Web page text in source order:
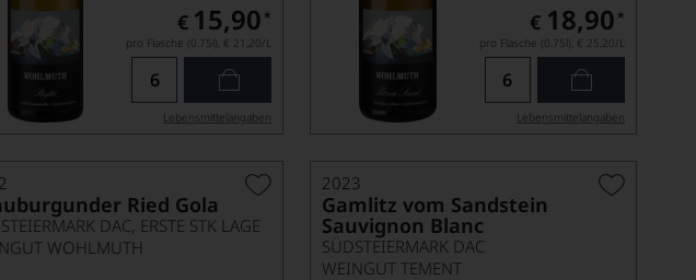
€ 15,90 *
pro Flasche (0.75l), € 21,20/L
Lebensmittel­angaben
€ 18,90 *
pro Flasche (0.75l), € 25,20/L
Lebensmittel­angaben
Ried Gola
DAC, ERSTE STK LAGE
WOHLMUTH
2023
Gamlitz vom Sandstein
Sauvignon Blanc
SÜDSTEIERMARK DAC
WEINGUT TEMENT